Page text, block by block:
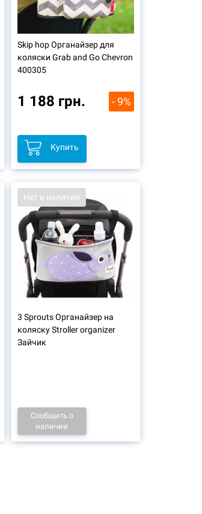
Skip hop Органайзер для
коляски Grab and Go Chevron
400305
1 188 грн. - 9%
Купить
Нет в наличии
3 Sprouts Органайзер на
коляску Stroller organizer
Зайчик
Сообщить о
наличии